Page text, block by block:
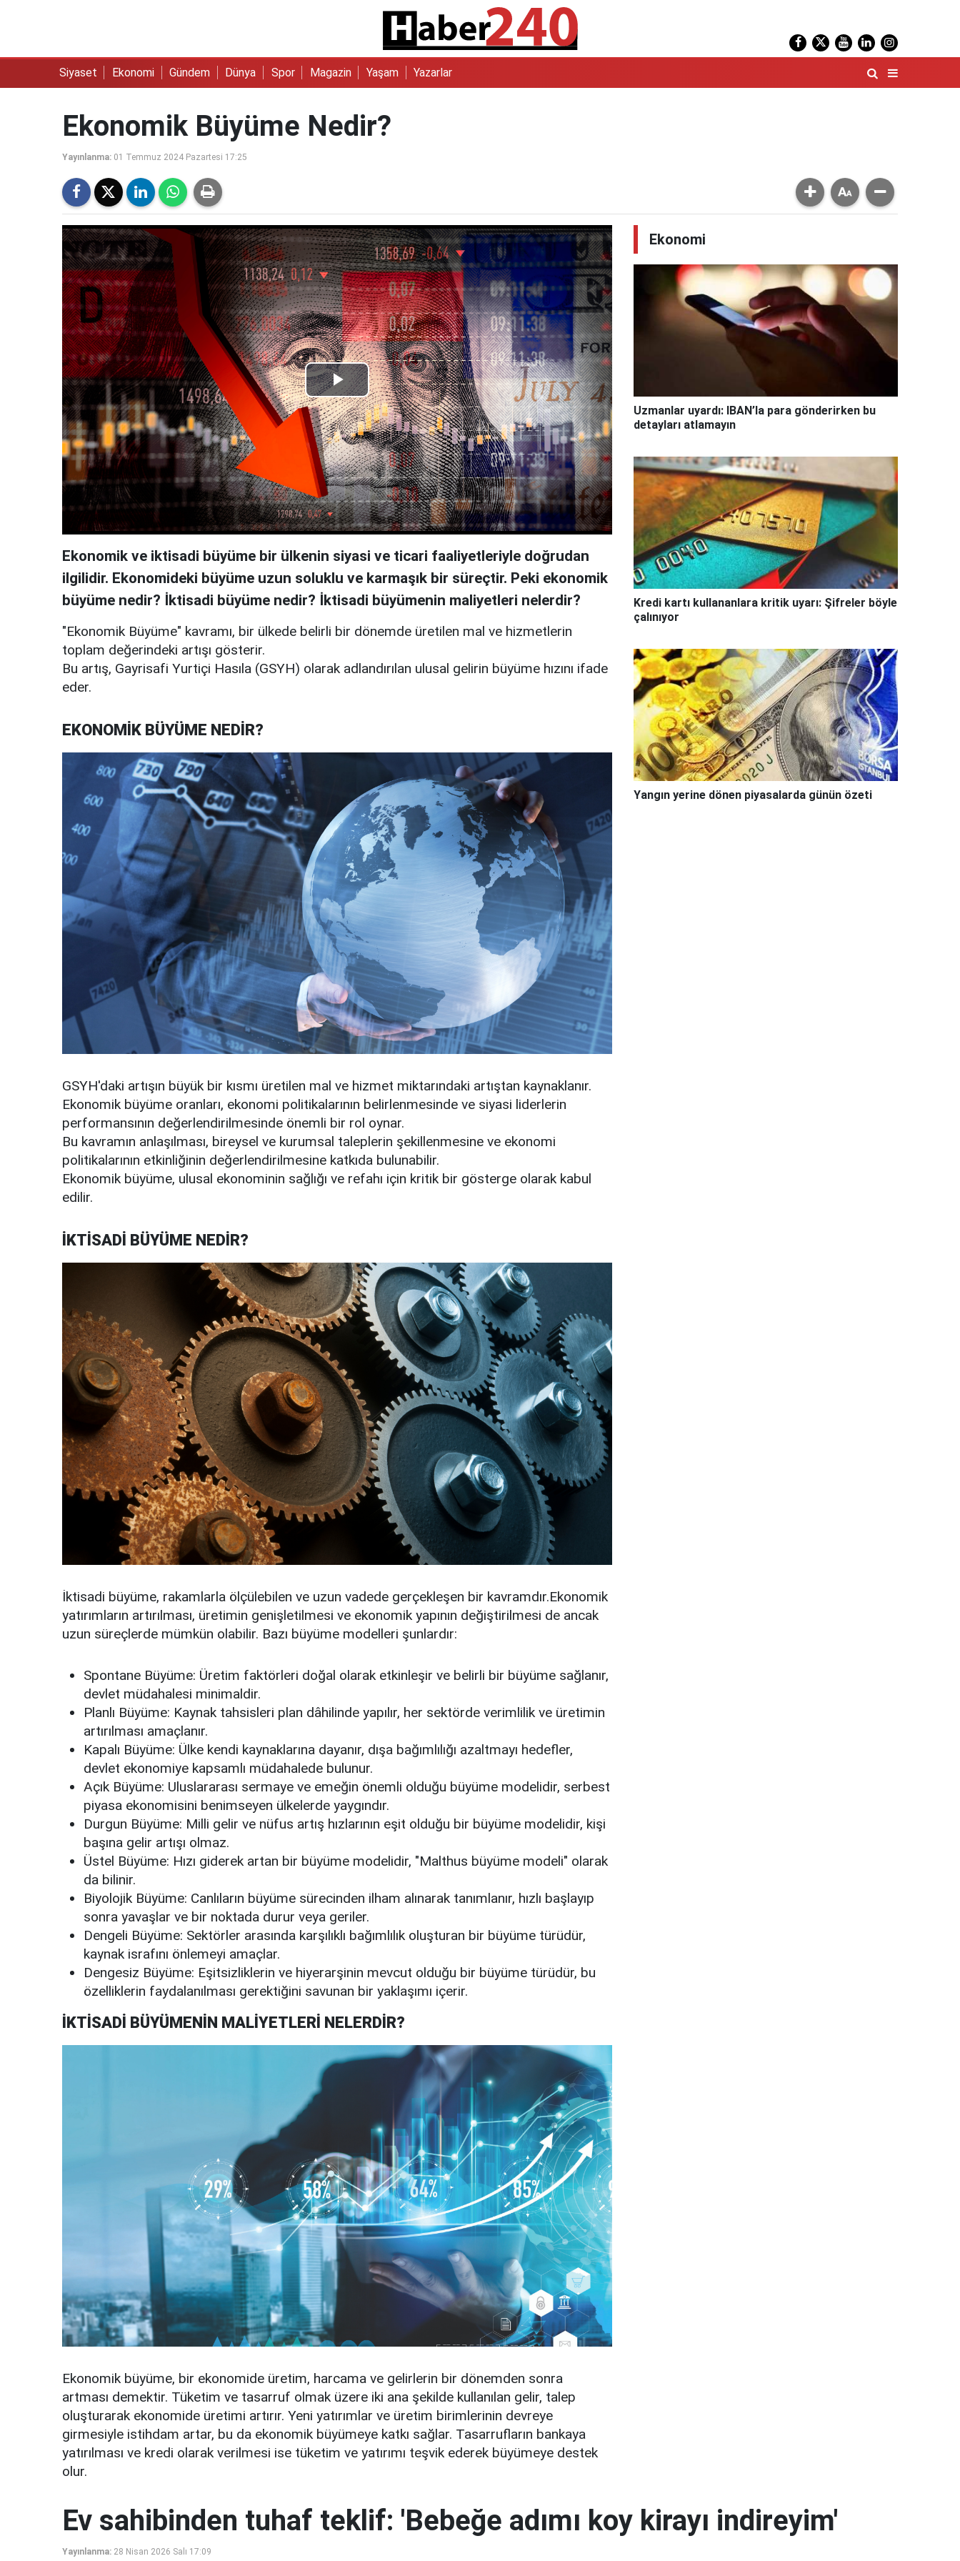
Siyaset Ekonomi Gündem Dünya Spor Magazin Yaşam Yazarlar
Ekonomik Büyüme Nedir?
Yayınlanma: 01 Temmuz 2024 Pazartesi 17:25
Play
Video
Ekonomik ve iktisadi büyüme bir ülkenin siyasi ve ticari faaliyetleriyle doğrudan
ilgilidir. Ekonomideki büyüme uzun soluklu ve karmaşık bir süreçtir. Peki ekonomik
büyüme nedir? İktisadi büyüme nedir? İktisadi büyümenin maliyetleri nelerdir?
"Ekonomik Büyüme" kavramı, bir ülkede belirli bir dönemde üretilen mal ve hizmetlerin
toplam değerindeki artışı gösterir.
Bu artış, Gayrisafi Yurtiçi Hasıla (GSYH) olarak adlandırılan ulusal gelirin büyüme hızını ifade
eder.
EKONOMİK BÜYÜME NEDİR?
GSYH'daki artışın büyük bir kısmı üretilen mal ve hizmet miktarındaki artıştan kaynaklanır.
Ekonomik büyüme oranları, ekonomi politikalarının belirlenmesinde ve siyasi liderlerin
performansının değerlendirilmesinde önemli bir rol oynar.
Bu kavramın anlaşılması, bireysel ve kurumsal taleplerin şekillenmesine ve ekonomi
politikalarının etkinliğinin değerlendirilmesine katkıda bulunabilir.
Ekonomik büyüme, ulusal ekonominin sağlığı ve refahı için kritik bir gösterge olarak kabul
edilir.
İKTİSADİ BÜYÜME NEDİR?
İktisadi büyüme, rakamlarla ölçülebilen ve uzun vadede gerçekleşen bir kavramdır.Ekonomik
yatırımların artırılması, üretimin genişletilmesi ve ekonomik yapının değiştirilmesi de ancak
uzun süreçlerde mümkün olabilir. Bazı büyüme modelleri şunlardır:
Spontane Büyüme: Üretim faktörleri doğal olarak etkinleşir ve belirli bir büyüme sağlanır,
devlet müdahalesi minimaldir.
Planlı Büyüme: Kaynak tahsisleri plan dâhilinde yapılır, her sektörde verimlilik ve üretimin
artırılması amaçlanır.
Kapalı Büyüme: Ülke kendi kaynaklarına dayanır, dışa bağımlılığı azaltmayı hedefler,
devlet ekonomiye kapsamlı müdahalede bulunur.
Açık Büyüme: Uluslararası sermaye ve emeğin önemli olduğu büyüme modelidir, serbest
piyasa ekonomisini benimseyen ülkelerde yaygındır.
Durgun Büyüme: Milli gelir ve nüfus artış hızlarının eşit olduğu bir büyüme modelidir, kişi
başına gelir artışı olmaz.
Üstel Büyüme: Hızı giderek artan bir büyüme modelidir, "Malthus büyüme modeli" olarak
da bilinir.
Biyolojik Büyüme: Canlıların büyüme sürecinden ilham alınarak tanımlanır, hızlı başlayıp
sonra yavaşlar ve bir noktada durur veya geriler.
Dengeli Büyüme: Sektörler arasında karşılıklı bağımlılık oluşturan bir büyüme türüdür,
kaynak israfını önlemeyi amaçlar.
Dengesiz Büyüme: Eşitsizliklerin ve hiyerarşinin mevcut olduğu bir büyüme türüdür, bu
özelliklerin faydalanılması gerektiğini savunan bir yaklaşımı içerir.
İKTİSADİ BÜYÜMENİN MALİYETLERİ NELERDİR?
Ekonomik büyüme, bir ekonomide üretim, harcama ve gelirlerin bir dönemden sonra
artması demektir. Tüketim ve tasarruf olmak üzere iki ana şekilde kullanılan gelir, talep
oluşturarak ekonomide üretimi artırır. Yeni yatırımlar ve üretim birimlerinin devreye
girmesiyle istihdam artar, bu da ekonomik büyümeye katkı sağlar. Tasarrufların bankaya
yatırılması ve kredi olarak verilmesi ise tüketim ve yatırımı teşvik ederek büyümeye destek
olur.
Ekonomi
Uzmanlar uyardı: IBAN’la para gönderirken bu
detayları atlamayın
Kredi kartı kullananlara kritik uyarı: Şifreler böyle
çalınıyor
Yangın yerine dönen piyasalarda günün özeti
Ev sahibinden tuhaf teklif: 'Bebeğe adımı koy kirayı indireyim'
Yayınlanma: 28 Nisan 2026 Salı 17:09